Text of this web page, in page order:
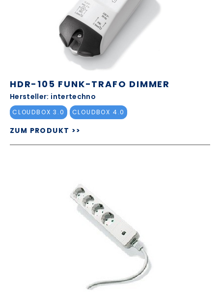
HDR-105 FUNK-TRAFO DIMMER
Hersteller: intertechno
CLOUDBOX 3.0 CLOUDBOX 4.0
ZUM PRODUKT >>